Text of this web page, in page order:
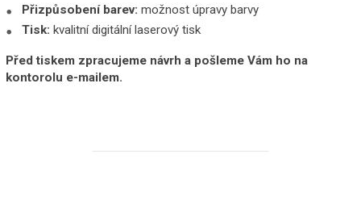
Přizpůsobení barev: možnost úpravy barvy
Tisk: kvalitní digitální laserový tisk
Před tiskem zpracujeme návrh a pošleme Vám ho na
kontorolu e-mailem.